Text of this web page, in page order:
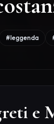
#leggenda
e